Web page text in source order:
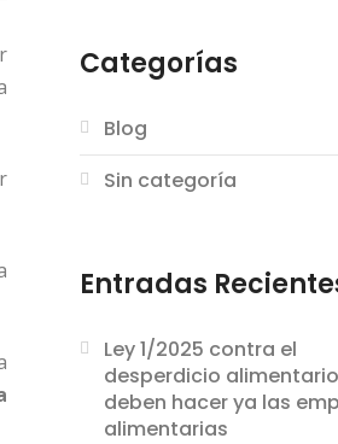
Categorías
Blog
Sin categoría
Entradas
Ley 1/2025 contra el
desperdicio
deben hacer ya las
alimentarias